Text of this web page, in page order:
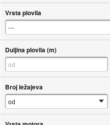
Vrsta plovila
Duljina plovila (m)
Broj ležajeva